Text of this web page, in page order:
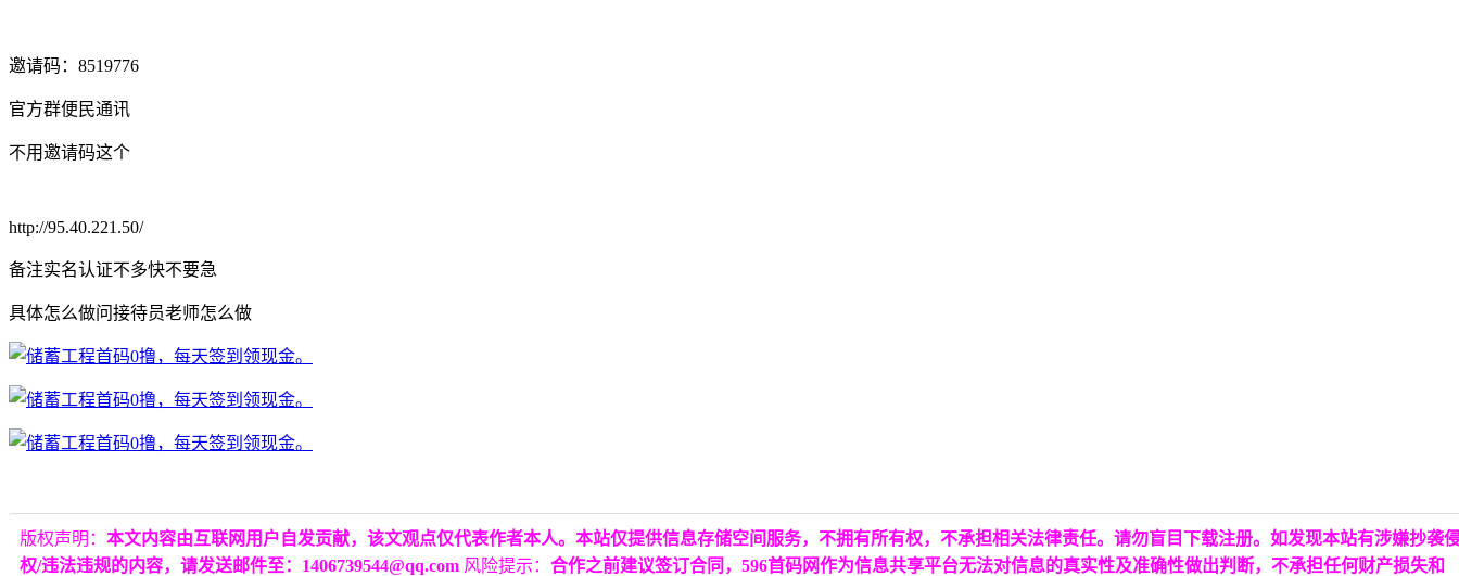
邀请码：8519776
️官方群便民通讯
不用邀请码这个
http://95.40.221.50/
备注实名认证不多快不要急
具体怎么做问接待员老师怎么做
版权声明： 本文内容由互联网用户自发贡献，该文观点仅代表作者本人。本站仅提供信息存储空间服务，不拥有所有权，不承担相关法律责任。请勿盲目下载注册。如发现本站有涉嫌抄袭
权/违法违规的内容，请发送邮件至：1406739544@qq.com 风险提示： 合作之前建议签订合同，596首码网作为信息共享平台无法对信息的真实性及准确性做出判断，不承担任何财产损失和